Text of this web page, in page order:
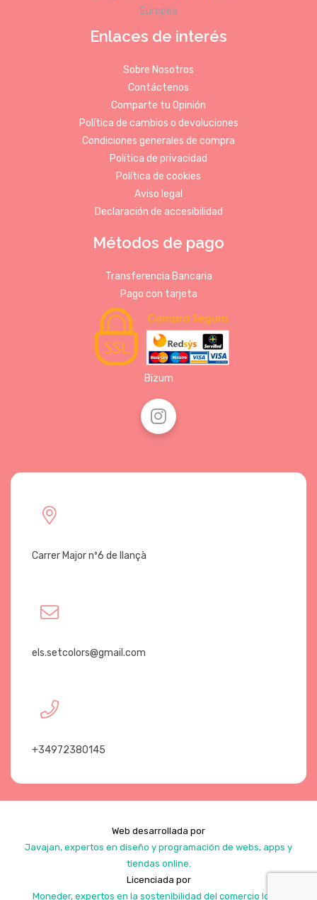
Enlaces de interés
Sobre Nosotros
Contáctenos
Comparte tu Opinión
Política de cambios o devoluciones
Condiciones generales de compra
Política de privacidad
Política de cookies
Aviso legal
Declaración de accesibilidad
Métodos de pago
Transferencia Bancaria
Pago con tarjeta
Bizum
Carrer Major nº6 de llançà
els.setcolors@gmail.com
+34972380145
Web desarrollada por
Javajan, expertos en diseño y programación de webs, apps y
tiendas online.
Licenciada por
Moneder, expertos en la sostenibilidad del comercio local.